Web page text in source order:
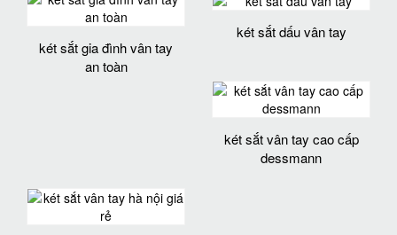
két sắt gia đình vân tay
an toàn
két sắt dấu vân tay
két sắt vân tay cao cấp
dessmann